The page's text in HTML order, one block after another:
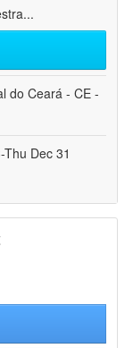
...
do Ceará - CE -
Dec 31